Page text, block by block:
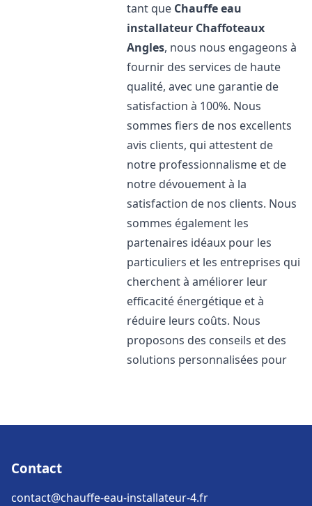
tant que Chauffe eau
installateur Chaffoteaux
Angles, nous nous engageons à
fournir des services de haute
qualité, avec une garantie de
satisfaction à 100%. Nous
sommes fiers de nos excellents
avis clients, qui attestent de
notre professionnalisme et de
notre dévouement à la
satisfaction de nos clients. Nous
sommes également les
partenaires idéaux pour les
particuliers et les entreprises qui
cherchent à améliorer leur
efficacité énergétique et à
réduire leurs coûts. Nous
proposons des conseils et des
solutions personnalisées pour
Contact
contact@chauffe-eau-installateur-4.fr